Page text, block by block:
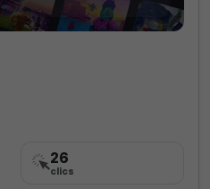
26
clics